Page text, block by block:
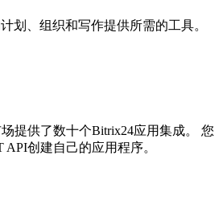
划、组织和写作提供所需的工具。
提供了数十个Bitrix24应用集成。 您
创建自己的应用程序。